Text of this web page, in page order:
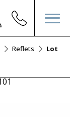
Reflets Lot